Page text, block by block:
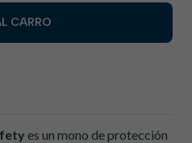
CARRO
es un mono de protección